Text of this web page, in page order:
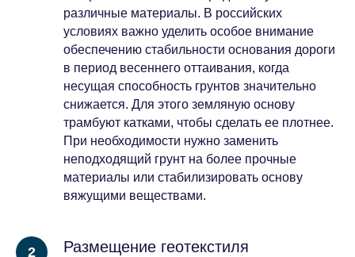
различные материалы. В российских
условиях важно уделить особое внимание
обеспечению стабильности основания дороги
в период весеннего оттаивания, когда
несущая способность грунтов значительно
снижается. Для этого земляную основу
трамбуют катками, чтобы сделать ее плотнее.
При необходимости нужно заменить
неподходящий грунт на более прочные
материалы или стабилизировать основу
вяжущими веществами.
Размещение геотекстиля